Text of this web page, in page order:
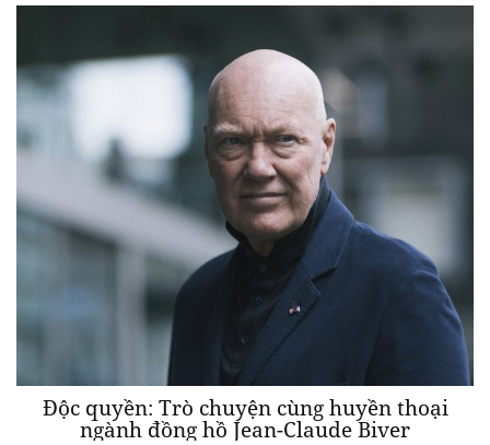
Độc quyền: Trò chuyện cùng huyền thoại
ngành đồng hồ Jean-Claude Biver